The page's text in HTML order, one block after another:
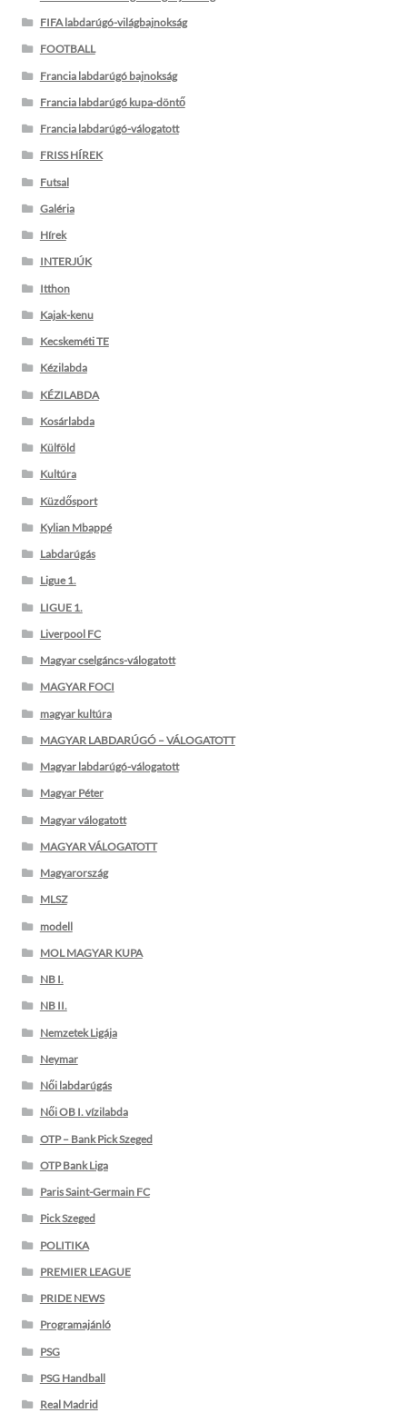
FIFA labdarúgó-világbajnokság
FOOTBALL
Francia labdarúgó bajnokság
Francia labdarúgó kupa-döntő
Francia labdarúgó-válogatott
FRISS HÍREK
Futsal
Galéria
Hírek
INTERJÚK
Itthon
Kajak-kenu
Kecskeméti TE
Kézilabda
KÉZILABDA
Kosárlabda
Külföld
Kultúra
Küzdősport
Kylian Mbappé
Labdarúgás
Ligue 1.
LIGUE 1.
Liverpool FC
Magyar cselgáncs-válogatott
MAGYAR FOCI
magyar kultúra
MAGYAR LABDARÚGÓ – VÁLOGATOTT
Magyar labdarúgó-válogatott
Magyar Péter
Magyar válogatott
MAGYAR VÁLOGATOTT
Magyarország
MLSZ
modell
MOL MAGYAR KUPA
NB I.
NB II.
Nemzetek Ligája
Neymar
Női labdarúgás
Női OB I. vízilabda
OTP – Bank Pick Szeged
OTP Bank Liga
Paris Saint-Germain FC
Pick Szeged
POLITIKA
PREMIER LEAGUE
PRIDE NEWS
Programajánló
PSG
PSG Handball
Real Madrid